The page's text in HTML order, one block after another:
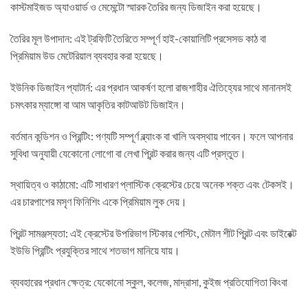
কাস্টমাইজড অ্যাওয়ার্ড ও মেমেন্টো স্মারক তৈরির জন্য ডিজাইন করা হয়েছে।
তৈরির মূল উপাদান: এই ট্রফিটি তৈরিতে সম্পূর্ণ হাই-কোয়ালিটি প্রসেসড কাঠ বা
প্রিমিয়াম উড মেটেরিয়াল ব্যবহার করা হয়েছে।
ইউনিক ডিজাইন প্যাটার্ন: এর প্রধান আকর্ষণ হলো রাজশাহীর ঐতিহ্যের সাথে মানানসই
চমৎকার ম্যাঙ্গো বা আম আকৃতির কাটআউট ডিজাইন।
বর্তমান কন্ডিশন ও প্রিন্টিং: পণ্যটি সম্পূর্ণ ব্ল্যাংক বা খালি অবস্থায় পাবেন। ফলে আপনার
সুবিধা অনুযায়ী যেকোনো লোগো বা লেখা প্রিন্ট করার জন্য এটি প্রস্তুত।
স্থায়িত্ব ও কাঠামো: এটি সাধারণ প্লাস্টিক ক্রেস্টের চেয়ে অনেক শক্ত এবং টেকসই।
এর চারপাশের মসৃণ ফিনিশিং একে প্রিমিয়াম লুক দেয়।
প্রিন্ট সামঞ্জস্যতা: এই ক্রেস্টের উপরিভাগ স্টিকার পেস্টিং, মেটাল শীট প্রিন্ট এবং ডাইরেক্ট
ইউভি প্রিন্টিং প্রযুক্তির সাথে শতভাগ মানিয়ে যায়।
ব্যবহারের প্রধান ক্ষেত্র: যেকোনো স্কুল, কলেজ, মাদ্রাসা, কুইজ প্রতিযোগিতা কিংবা